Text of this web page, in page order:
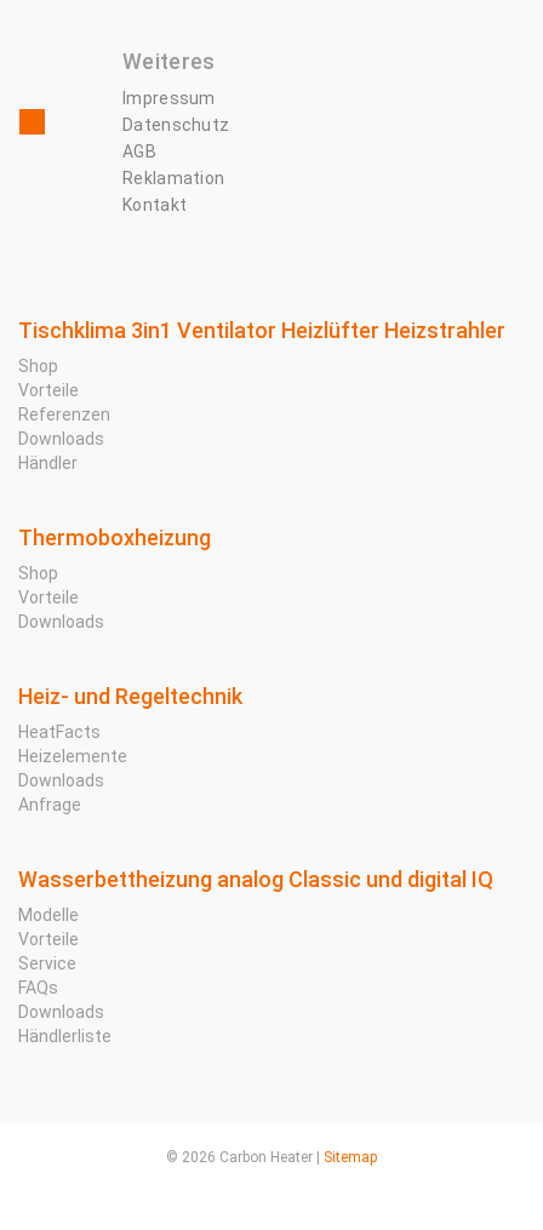
Weiteres
Impressum
Datenschutz
AGB
Reklamation
Kontakt
Tischklima 3in1 Ventilator Heizlüfter Heizstrahler
Shop
Vorteile
Referenzen
Downloads
Händler
Thermoboxheizung
Shop
Vorteile
Downloads
Heiz- und Regeltechnik
HeatFacts
Heizelemente
Downloads
Anfrage
Wasserbettheizung analog Classic und digital IQ
Modelle
Vorteile
Service
FAQs
Downloads
Händlerliste
© 2026 Carbon Heater | Sitemap